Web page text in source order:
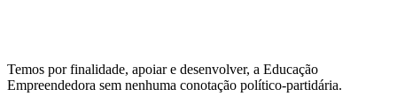
Temos por finalidade, apoiar e desenvolver, a Educação
Empreendedora sem nenhuma conotação político-partidária.